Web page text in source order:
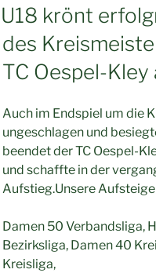
AM
U18 krönt
des
TC Oespel-
Auch im Endspiel um die
ungeschlagen und
beendet der TC Oespel-
und schaffte in der
Aufstieg.Unsere
Damen 50 Verbandsliga,
Bezirksliga, Damen 40
Kreisliga,